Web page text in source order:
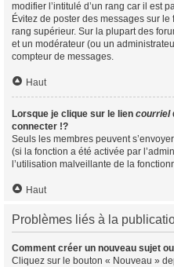
modifier l’intitulé d’un rang car il est
Évitez de poster des messages sur
rang supérieur. Sur la plupart des
et un modérateur (ou un
compteur de messages.
Haut
Lorsque je clique sur le lien courriel
connecter !?
Seuls les membres peuvent
(si la fonction a été activée par
l’utilisation malveillante de la
Haut
Problèmes liés à la
Comment créer un nouveau sujet
Cliquez sur le bouton « Nouveau »